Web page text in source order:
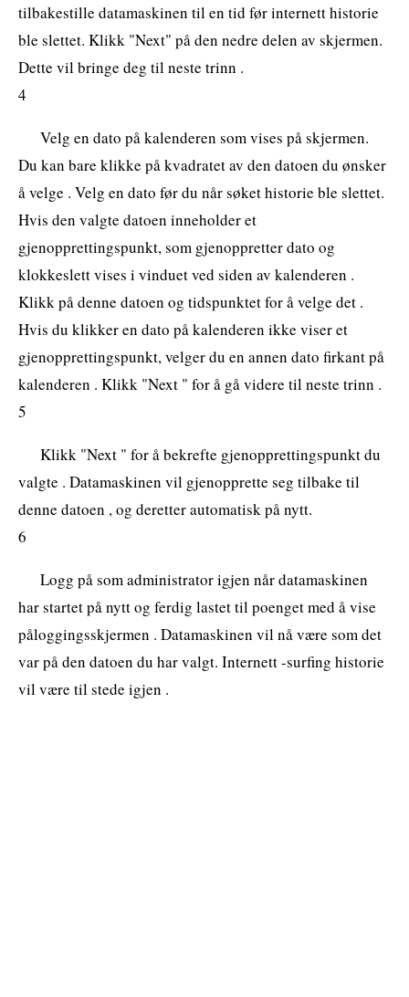
tilbakestille datamaskinen til en tid før internett historie
ble slettet. Klikk "Next" på den nedre delen av skjermen.
Dette vil bringe deg til neste trinn .
4
Velg en dato på kalenderen som vises på skjermen.
Du kan bare klikke på kvadratet av den datoen du ønsker
å velge . Velg en dato før du når søket historie ble slettet.
Hvis den valgte datoen inneholder et
gjenopprettingspunkt, som gjenoppretter dato og
klokkeslett vises i vinduet ved siden av kalenderen .
Klikk på denne datoen og tidspunktet for å velge det .
Hvis du klikker en dato på kalenderen ikke viser et
gjenopprettingspunkt, velger du en annen dato firkant på
kalenderen . Klikk "Next " for å gå videre til neste trinn .
5
Klikk "Next " for å bekrefte gjenopprettingspunkt du
valgte . Datamaskinen vil gjenopprette seg tilbake til
denne datoen , og deretter automatisk på nytt.
6
Logg på som administrator igjen når datamaskinen
har startet på nytt og ferdig lastet til poenget med å vise
påloggingsskjermen . Datamaskinen vil nå være som det
var på den datoen du har valgt. Internett -surfing historie
vil være til stede igjen .